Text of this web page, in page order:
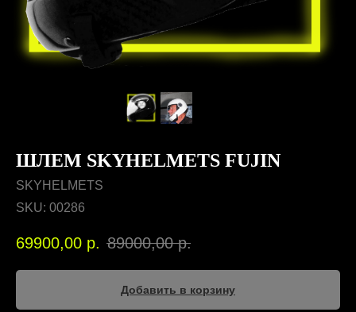
ШЛЕМ SKYHELMETS FUJIN
SKYHELMETS
SKU: 00286
69900,00 р. 89000,00 р.
Добавить в корзину